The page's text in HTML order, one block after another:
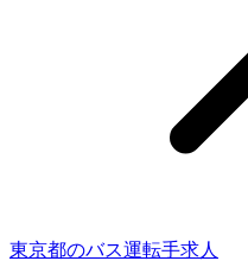
東京都のバス運転手求人